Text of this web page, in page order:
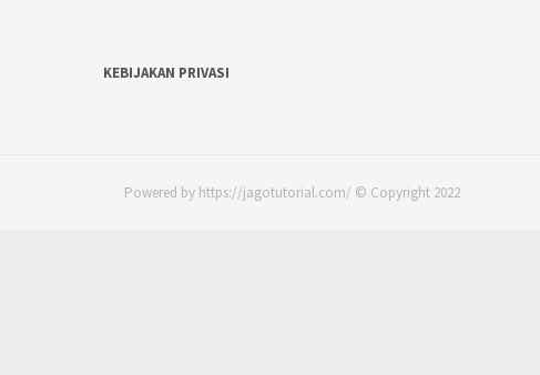
KEBIJAKAN PRIVASI
Powered by https://jagotutorial.com/ © Copyright 2022